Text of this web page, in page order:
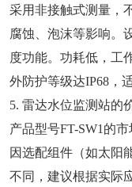
采用非接触式测量，
腐蚀、泡沫等影响。
度功能。功耗低，工
外防护等级达IP68，
5. 雷达水位监测站的
产品型号FT-SW1的
因选配组件（如太阳
不同，建议根据实际